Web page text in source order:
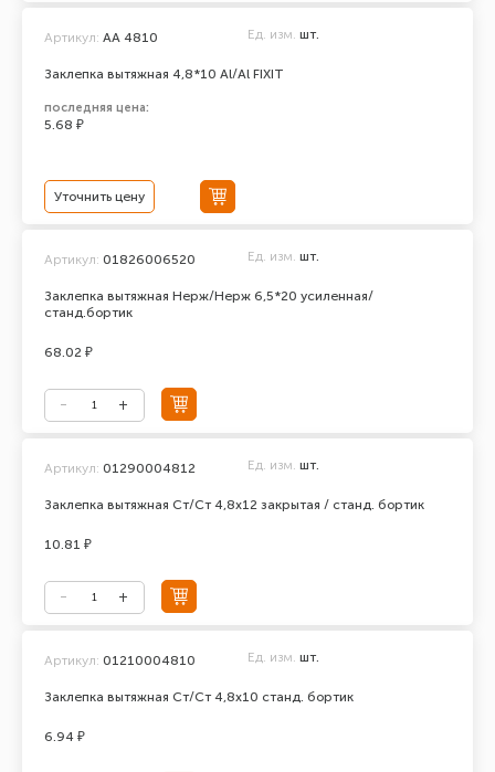
Заклепка вытяжная 4,8*10 Al/Al FIXIT
Артикул: AA 4810 Ед. изм. шт.
последняя цена:
5.68 ₽
Уточнить цену
Заклепка вытяжная Нерж/Нерж 6,5*20 усиленная/
станд.бортик
Артикул: 01826006520 Ед. изм. шт.
68.02 ₽
Заклепка вытяжная Ст/Ст 4,8х12 закрытая / станд. бортик
Артикул: 01290004812 Ед. изм. шт.
10.81 ₽
Заклепка вытяжная Ст/Ст 4,8х10 станд. бортик
Артикул: 01210004810 Ед. изм. шт.
6.94 ₽